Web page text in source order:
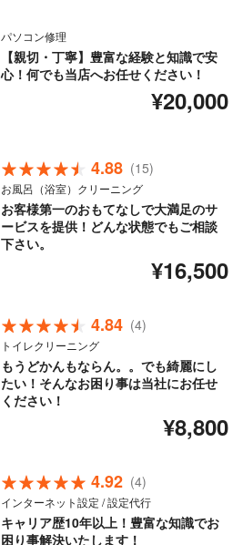
パソコン修理
【親切・丁寧】豊富な経験と知識で安
心！何でも当店へお任せください！
¥20,000
4.88 (15)
お風呂（浴室）クリーニング
お客様第一のおもてなしで大満足のサ
ービスを提供！どんな状態でもご相談
下さい。
¥16,500
4.84 (4)
トイレクリーニング
もうどかんもならん。。でも綺麗にし
たい！そんなお困り事は当社にお任せ
ください！
¥8,800
4.92 (4)
インターネット設定 / 設定代行
キャリア歴10年以上！豊富な知識でお
困り事解決いたします！